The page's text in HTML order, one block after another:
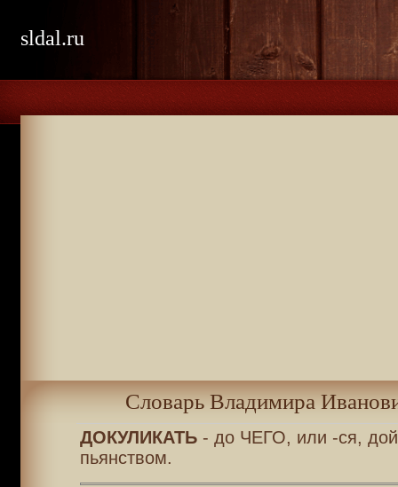
sldal.ru
Словарь Владимира
ДОКУЛИКАТЬ- до ЧЕГО, или -ся,
пьянством.